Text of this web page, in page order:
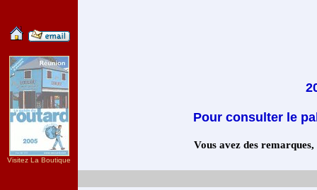
Visitez La Boutique
Pour consulter le
Vous avez des